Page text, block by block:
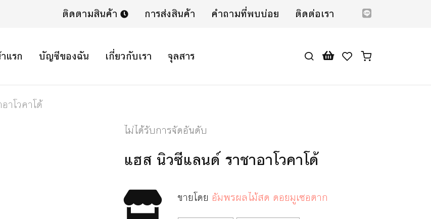
ติดตามสินค้า การส่งสินค้า คำถามที่พบบ่อย ติดต่อเรา
แรก บัญชีของฉัน เกี่ยวกับเรา จุลสาร
าโวคาโด้
ไม่ได้รับการจัดอันดับ
แฮส นิวซีแลนด์ ราชาอาโวคาโด้
ขายโดย อัมพรผลไม้สด ดอยมูเซอตาก